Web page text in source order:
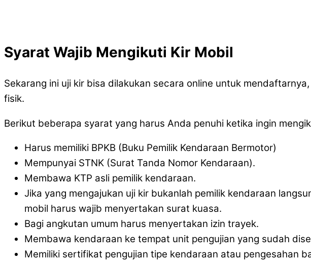
Syarat Wajib Mengikuti Kir Mobil
Sekarang ini uji kir bisa dilakukan secara online untuk
fisik.
Berikut beberapa syarat yang harus Anda penuhi ketika ingin
Harus memiliki BPKB (Buku Pemilik Kendaraan Bermotor)
Mempunyai STNK (Surat Tanda Nomor Kendaraan).
Membawa KTP asli pemilik kendaraan.
Jika yang mengajukan uji kir bukanlah pemilik kendaraan
mobil harus wajib menyertakan surat kuasa.
Bagi angkutan umum harus menyertakan izin trayek.
Membawa kendaraan ke tempat unit pengujian yang sudah
Memiliki sertifikat pengujian tipe kendaraan atau pengesahan